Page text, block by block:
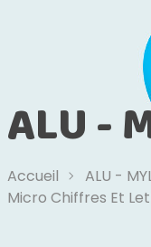
ALU -
Accueil ALU -
Micro Chiffres Et